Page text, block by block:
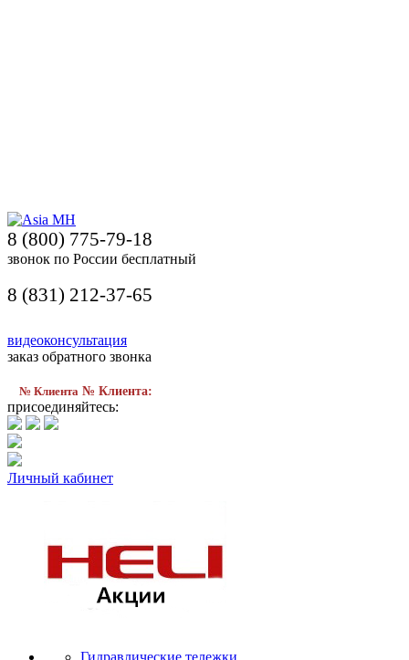
8 (800) 775-79-18
звонок по России бесплатный
8 (831) 212-37-65
видеоконсультация
заказ обратного звонка
№ Клиента № Клиента:
присоединяйтесь:
Личный кабинет
Гидравлические тележки